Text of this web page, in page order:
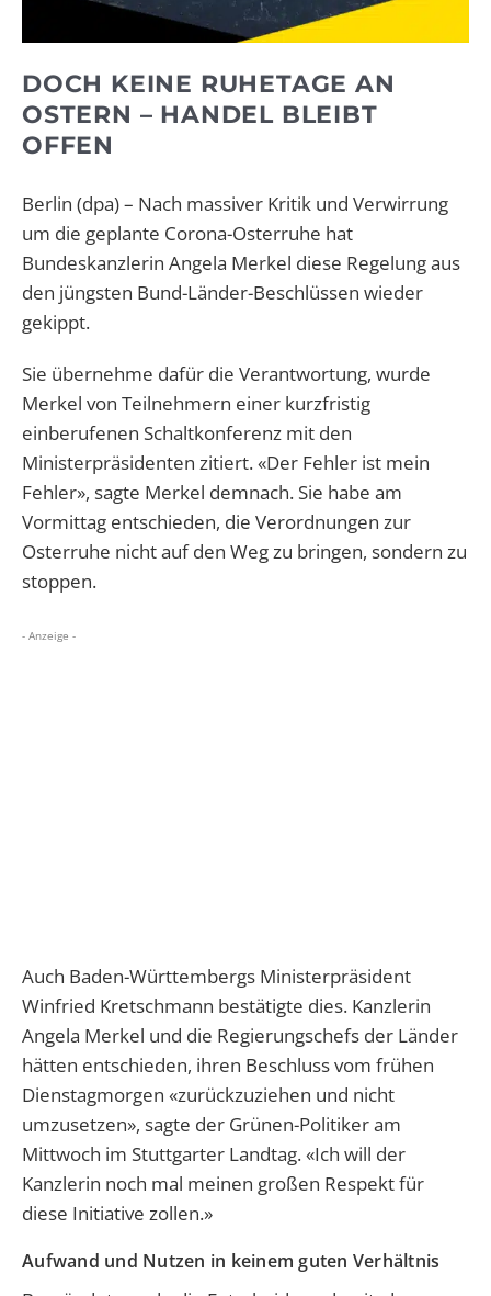
DOCH KEINE RUHETAGE AN
OSTERN – HANDEL BLEIBT
OFFEN
Berlin (dpa) – Nach massiver Kritik und Verwirrung
um die geplante Corona-Osterruhe hat
Bundeskanzlerin Angela Merkel diese Regelung aus
den jüngsten Bund-Länder-Beschlüssen wieder
gekippt.
Sie übernehme dafür die Verantwortung, wurde
Merkel von Teilnehmern einer kurzfristig
einberufenen Schaltkonferenz mit den
Ministerpräsidenten zitiert. «Der Fehler ist mein
Fehler», sagte Merkel demnach. Sie habe am
Vormittag entschieden, die Verordnungen zur
Osterruhe nicht auf den Weg zu bringen, sondern zu
stoppen.
- Anzeige -
Auch Baden-Württembergs Ministerpräsident
Winfried Kretschmann bestätigte dies. Kanzlerin
Angela Merkel und die Regierungschefs der Länder
hätten entschieden, ihren Beschluss vom frühen
Dienstagmorgen «zurückzuziehen und nicht
umzusetzen», sagte der Grünen-Politiker am
Mittwoch im Stuttgarter Landtag. «Ich will der
Kanzlerin noch mal meinen großen Respekt für
diese Initiative zollen.»
Aufwand und Nutzen in keinem guten Verhältnis